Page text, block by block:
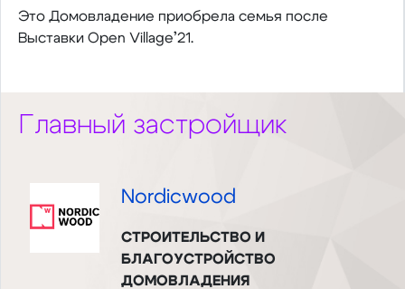
Это Домовладение приобрела семья после
Выставки Open Village’21.
Главный застройщик
Nordicwood
СТРОИТЕЛЬСТВО И
БЛАГОУСТРОЙСТВО
ДОМОВЛАДЕНИЯ